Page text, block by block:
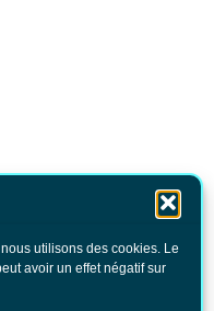
utilisons des cookies. Le
avoir un effet négatif sur